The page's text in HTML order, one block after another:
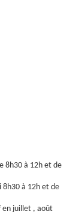
8h30 à 12h et de
8h30 à 12h et de
en juillet , août